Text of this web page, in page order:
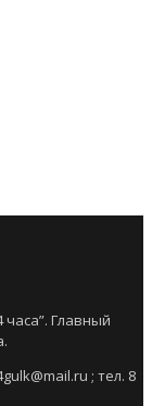
Главный
; тел. 8